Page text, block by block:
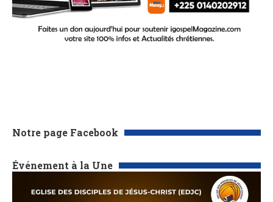
Notre page Facebook
Événement à la Une